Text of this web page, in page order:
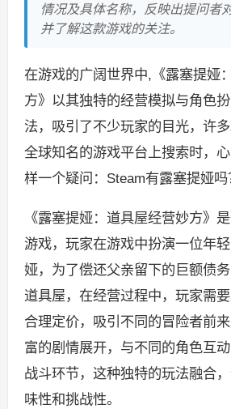
情况及具体名称，反映出提问者
并了解这款游戏的关注。
在游戏的广阔世界中,《露塞提娅
方》以其独特的经营模拟与角色
法，吸引了不少玩家的目光，许
全球知名的游戏平台上搜索时，
样一个疑问：Steam有露塞提娅吗
《露塞提娅：道具屋经营妙方》
游戏，玩家在游戏中扮演一位年
娅，为了偿还父亲留下的巨额债
道具屋，在经营过程中，玩家需要
合理定价，吸引不同的冒险者前
富的剧情展开，与不同的角色互
战斗环节，这种独特的玩法融合
味性和挑战性。